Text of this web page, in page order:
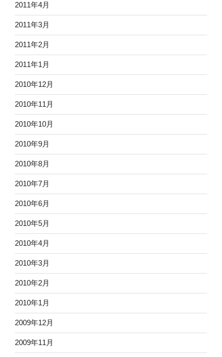
2011年4月
2011年3月
2011年2月
2011年1月
2010年12月
2010年11月
2010年10月
2010年9月
2010年8月
2010年7月
2010年6月
2010年5月
2010年4月
2010年3月
2010年2月
2010年1月
2009年12月
2009年11月